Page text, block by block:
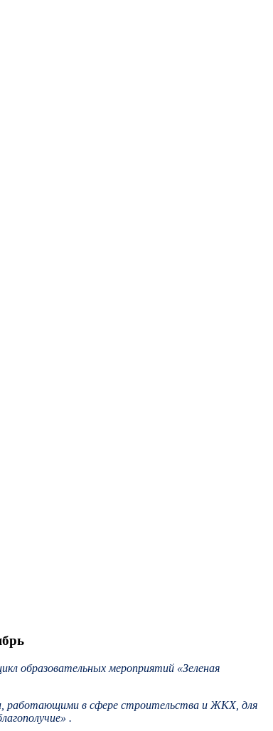
образовательных мероприятий «Зеленая
работающими в сфере строительства и ЖКХ, для
.